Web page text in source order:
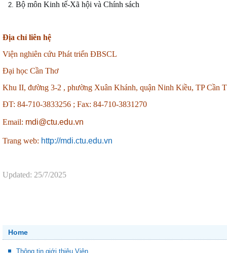
Bộ môn Kinh tế-Xã hội và Chính sách
Địa chỉ liên hệ
Viện nghiên cứu Phát triển ĐBSCL
Đại học Cần Thơ
Khu II, đường 3-2 , phường Xuân Khánh, quận Ninh Kiều, TP Cần
ĐT: 84-710-3833256 ; Fax: 84-710-3831270
Email: mdi@ctu.edu.vn
Trang web: http://mdi.ctu.edu.vn
Updated: 25/7/2025
Home
Thông tin giới thiệu Viện